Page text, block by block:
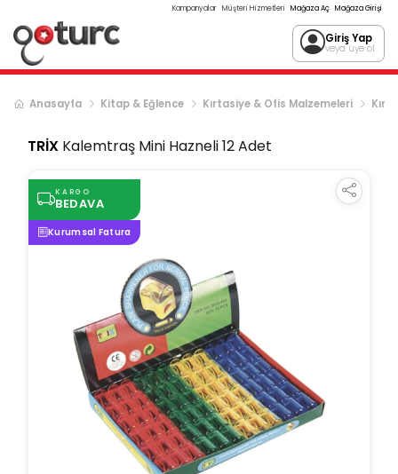
Kampanyalar Müşteri Hizmetleri Mağaza Aç Mağaza Girişi
Giriş Yap
veya üye ol
Anasayfa Kitap & Eğlence Kırtasiye & Ofis Malzemeleri
TRİX Kalemtraş Mini Hazneli 12 Adet
KARGO
BEDAVA
Kurumsal Fatura